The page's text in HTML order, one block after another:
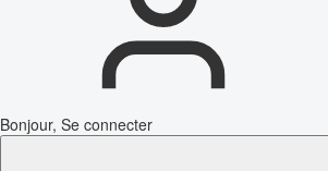
Bonjour, Se connecter